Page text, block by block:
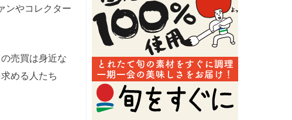
ンやコレクター
売買は身近な
める人たち